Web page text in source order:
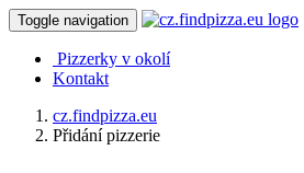
Toggle navigation
Pizzerky v okolí
Kontakt
cz.findpizza.eu
Přidání pizzerie